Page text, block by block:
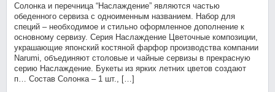
Солонка и перечница “Наслаждение” являются частью
обеденного сервиза с одноименным названием. Набор для
специй – необходимое и стильно оформленное дополнение к
основному сервизу. Серия Наслаждение Цветочные композиции,
украшающие японский костяной фарфор производства компании
Narumi, объединяют столовые и чайные сервизы в прекрасную
серию Наслаждение. Букеты из ярких летних цветов создают
п… Состав Солонка – 1 шт., […]